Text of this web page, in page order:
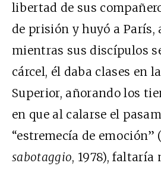
libertad de sus
de prisión y huyó a París,
mientras sus discípulos
cárcel, él daba clases en
Superior, añorando los
en que al calarse el
“estremecía de emoción” (
sabotaggio, 1978), faltaría